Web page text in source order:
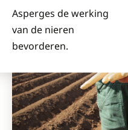
Asperges de werking
van de nieren
bevorderen.